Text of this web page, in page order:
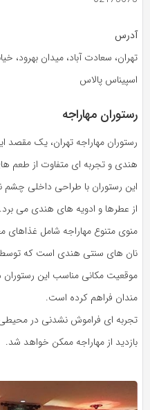
آدرس
اسپیناس پالاس
رستوران مهاراجه
رستوران مهاراجه تهران، یک مقصد
هندی و تجربه‌ ای متفاوت از طعم‌
این رستوران با طراحی داخلی چشم‌
از عطرها و ادویه‌ های هندی می‌ برد.
منوی متنوع مهاراجه شامل غذاهای
نان‌ های سنتی هندی است که
موقعیت مکانی مناسب این رستوران
مندان فراهم کرده است.
تجربه‌ ای فراموش‌ نشدنی در محیطی
بازدید از مهاراجه ممکن خواهد شد.